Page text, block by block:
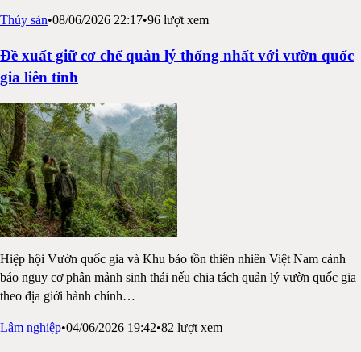
Thủy sản•08/06/2026 22:17•96 lượt xem
Đề xuất giữ cơ chế quản lý thống nhất với vườn quốc
gia liên tỉnh
Hiệp hội Vườn quốc gia và Khu bảo tồn thiên nhiên Việt Nam cảnh
báo nguy cơ phân mảnh sinh thái nếu chia tách quản lý vườn quốc gia
theo địa giới hành chính…
Lâm nghiệp•04/06/2026 19:42•82 lượt xem